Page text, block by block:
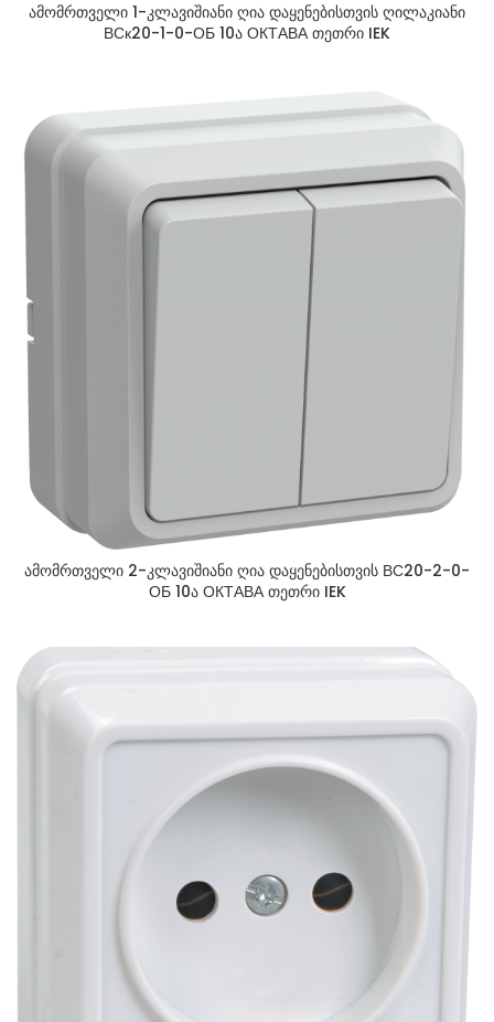
ამომრთველი 1-კლავიშიანი ღია დაყენებისთვის ღილაკიანი
ВСк20-1-0-ОБ 10ა ОКТАВА თეთრი IEK
ამომრთველი 2-კლავიშიანი ღია დაყენებისთვის ВС20-2-0-
ОБ 10ა ОКТАВА თეთრი IEK